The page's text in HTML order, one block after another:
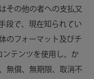
その他の者への支払又
段で、現在知られてい
のフォーマット及びチ
テンツを使用し、か
無償、無期限、取消不